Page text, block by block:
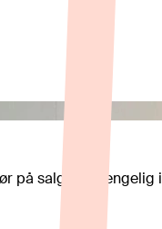
på salg – tilgjengelig i